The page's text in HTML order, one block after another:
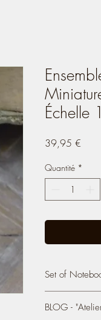
39,95 €
Quantité *
Set of
Chicken,
BLOG -